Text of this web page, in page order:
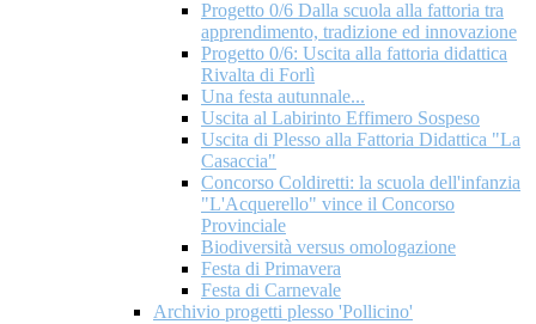
Progetto 0/6 Dalla scuola alla fattoria tra
apprendimento, tradizione ed innovazione
Progetto 0/6: Uscita alla fattoria didattica
Rivalta di Forlì
Una festa autunnale...
Uscita al Labirinto Effimero Sospeso
Uscita di Plesso alla Fattoria Didattica "La
Casaccia"
Concorso Coldiretti: la scuola dell'infanzia
"L'Acquerello" vince il Concorso
Provinciale
Biodiversità versus omologazione
Festa di Primavera
Festa di Carnevale
Archivio progetti plesso 'Pollicino'